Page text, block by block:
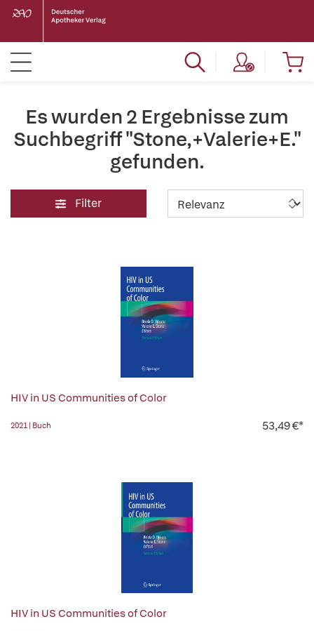
Es wurden 2 Ergebnisse zum
Suchbegriff "Stone,+Valerie+E."
gefunden.
Filter
HIV in US Communities of Color
2021 | Buch 53,49 €*
HIV in US Communities of Color